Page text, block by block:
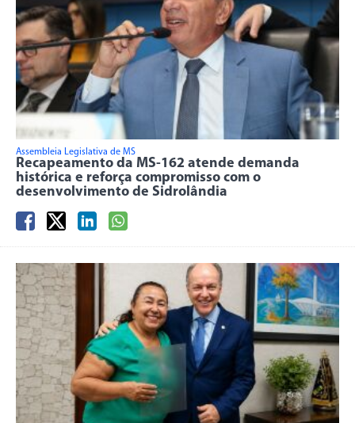
Assembleia Legislativa de MS
Recapeamento da MS-162 atende demanda
histórica e reforça compromisso com o
desenvolvimento de Sidrolândia